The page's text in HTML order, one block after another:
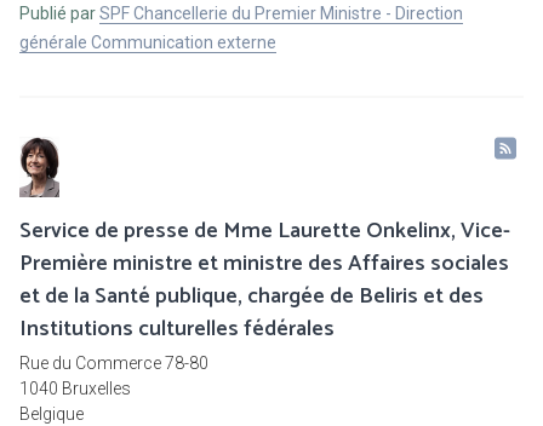
Publié parSPF Chancellerie du Premier Ministre - Direction
générale Communication externe
Service de presse de Mme Laurette Onkelinx, Vice-
Première ministre et ministre des Affaires sociales
et de la Santé publique, chargée de Beliris et des
Institutions culturelles fédérales
Rue du Commerce 78-80
1040 Bruxelles
Belgique